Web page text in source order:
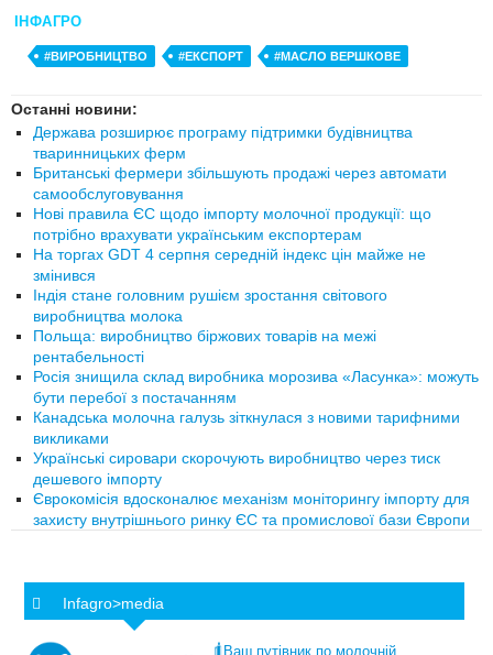
ІНФАГРО
#ВИРОБНИЦТВО #ЕКСПОРТ #МАСЛО ВЕРШКОВЕ
Останні новини:
Держава розширює програму підтримки будівництва
тваринницьких ферм
Британські фермери збільшують продажі через автомати
самообслуговування
Нові правила ЄС щодо імпорту молочної продукції: що
потрібно врахувати українським експортерам
На торгах GDT 4 серпня середній індекс цін майже не
змінився
Індія стане головним рушієм зростання світового
виробництва молока
Польща: виробництво біржових товарів на межі
рентабельності
Росія знищила склад виробника морозива «Ласунка»: можуть
бути перебої з постачанням
Канадська молочна галузь зіткнулася з новими тарифними
викликами
Українські сировари скорочують виробництво через тиск
дешевого імпорту
Єврокомісія вдосконалює механізм моніторингу імпорту для
захисту внутрішнього ринку ЄС та промислової бази Європи
Infagro>media
Ваш путівник по молочній